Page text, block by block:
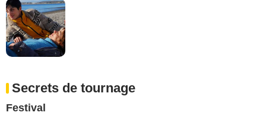
Secrets de tournage
Festival